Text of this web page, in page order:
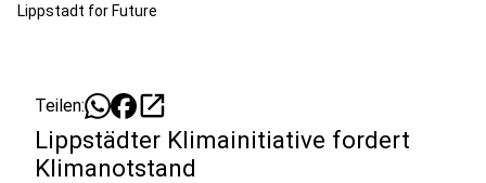
Lippstadt for Future
Teilen: open_in_new
Lippstädter Klimainitiative fordert
Klimanotstand